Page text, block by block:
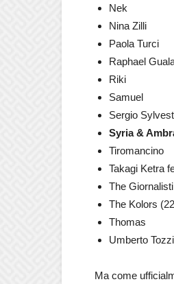
Nek
Nina Zilli
Paola Turci
Raphael
Riki
Samuel
Sergio
Syria &
Tiromancino
Takagi Ketra
The Giornalisti
The Kolors
Thomas
Umberto
Ma come